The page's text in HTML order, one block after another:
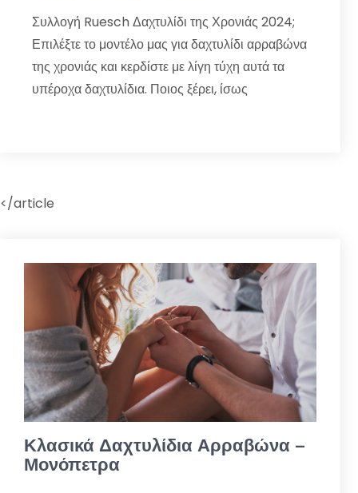
Συλλογή Ruesch Δαχτυλίδι της Χρονιάς 2024;
Επιλέξτε το μοντέλο μας για δαχτυλίδι αρραβώνα
της χρονιάς και κερδίστε με λίγη τύχη αυτά τα
υπέροχα δαχτυλίδια. Ποιος ξέρει, ίσως
</article
Κλασικά Δαχτυλίδια Αρραβώνα –
Μονόπετρα